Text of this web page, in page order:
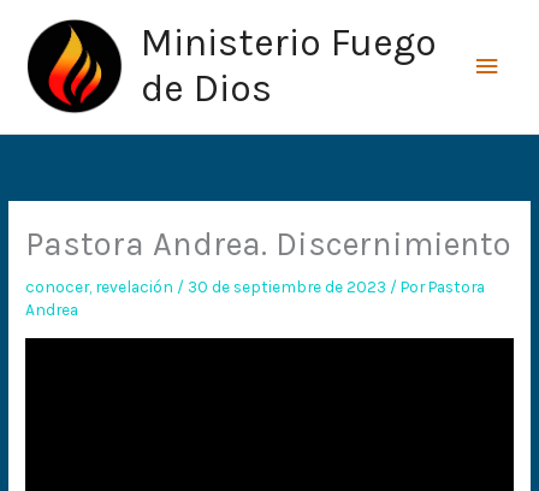
contenido
Ministerio Fuego
de Dios
Pastora Andrea. Discernimiento
conocer, revelación / 30 de septiembre de 2023 / PorPastora
Andrea